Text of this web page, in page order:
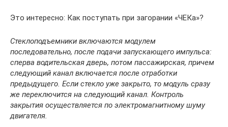
Это интересно: Как поступать при загорании «ЧЕКа»?
Стеклоподъемники включаются модулем
последовательно, после подачи запускающего импульса:
сперва водительская дверь, потом пассажирская, причем
следующий канал включается после отработки
предыдущего. Если стекло уже закрыто, то модуль сразу
же переключится на следующий канал. Контроль
закрытия осуществляется по электромагнитному шуму
двигателя.